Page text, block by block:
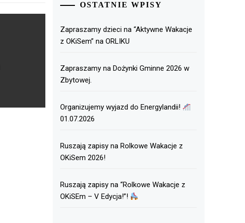
OSTATNIE WPISY
Zapraszamy dzieci na “Aktywne Wakacje
z OKiSem” na ORLIKU
Zapraszamy na Dożynki Gminne 2026 w
Zbytowej.
Organizujemy wyjazd do Energylandii!
01.07.2026
Ruszają zapisy na Rolkowe Wakacje z
OKiSem 2026!
Ruszają zapisy na “Rolkowe Wakacje z
OKiSEm – V Edycja!”!